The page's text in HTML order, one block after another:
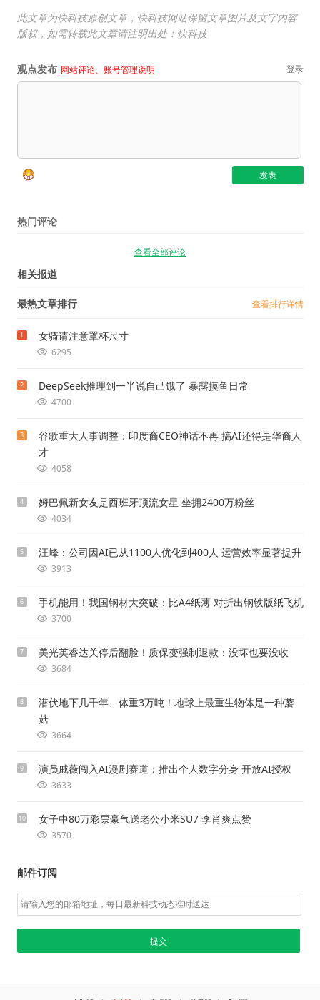
此文章为快科技原创文章，快科技网站保留文章图片及文字内容
版权，如需转载此文章请注明出处：快科技
观点发布 网站评论、账号管理说明 登录
热门评论
查看全部评论
相关报道
最热文章排行 查看排行详情
1 女骑请注意罩杯尺寸
6295
2 DeepSeek推理到一半说自己饿了 暴露摸鱼日常
4700
3
谷歌重大人事调整：印度裔CEO神话不再 搞AI还得是华裔人
才
4058
4 姆巴佩新女友是西班牙顶流女星 坐拥2400万粉丝
4034
5 汪峰：公司因AI已从1100人优化到400人 运营效率显著提升
3913
6 手机能用！我国钢材大突破：比A4纸薄 对折出钢铁版纸飞机
3700
7 美光英睿达关停后翻脸！质保变强制退款：没坏也要没收
3684
8
潜伏地下几千年、体重3万吨！地球上最重生物体是一种蘑
菇
3664
9 演员戚薇闯入AI漫剧赛道：推出个人数字分身 开放AI授权
3633
10 女子中80万彩票豪气送老公小米SU7 李肖爽点赞
3570
邮件订阅